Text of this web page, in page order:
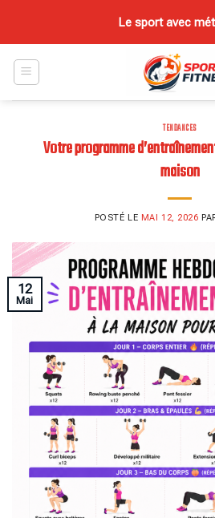
content
Le sport avec
TENDANCES
Votre programme
maison
POSTÉ LE MAI 12, 2026
12
Mai